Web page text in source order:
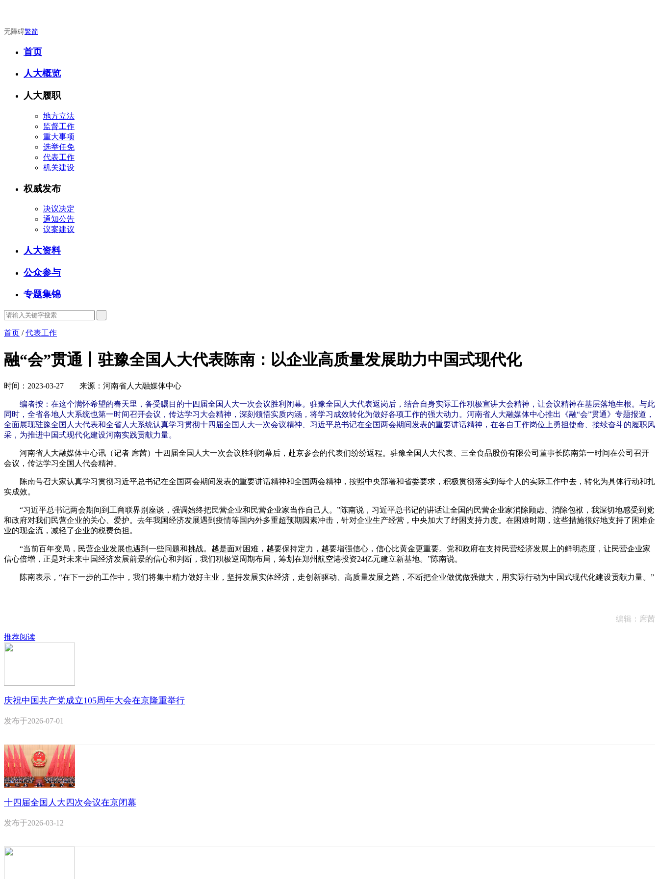
无障碍繁简
首页
人大概览
人大履职
地方立法
监督工作
重大事项
选举任免
代表工作
机关建设
权威发布
决议决定
通知公告
议案建议
人大资料
公众参与
专题集锦
首页 /代表工作
融“会”贯通丨驻豫全国人大代表陈南：以企业高质量发展助力中国式现代化
时间：2023-03-27 来源：河南省人大融媒体中心
编者按：在这个满怀希望的春天里，备受瞩目的十四届全国人大一次会议胜利闭幕。驻豫全国人大代表返岗后，结合自身实际工作积极宣讲大会精神，让会议精神在基层落地生根。与此
同时，全省各地人大系统也第一时间召开会议，传达学习大会精神，深刻领悟实质内涵，将学习成效转化为做好各项工作的强大动力。河南省人大融媒体中心推出《融“会”贯通》专题报道，
全面展现驻豫全国人大代表和全省人大系统认真学习贯彻十四届全国人大一次会议精神、习近平总书记在全国两会期间发表的重要讲话精神，在各自工作岗位上勇担使命、接续奋斗的履职风
采，为推进中国式现代化建设河南实践贡献力量。
河南省人大融媒体中心讯（记者 席茜）十四届全国人大一次会议胜利闭幕后，赴京参会的代表们纷纷返程。驻豫全国人大代表、三全食品股份有限公司董事长陈南第一时间在公司召开
会议，传达学习全国人代会精神。
陈南号召大家认真学习贯彻习近平总书记在全国两会期间发表的重要讲话精神和全国两会精神，按照中央部署和省委要求，积极贯彻落实到每个人的实际工作中去，转化为具体行动和扎
实成效。
“习近平总书记两会期间到工商联界别座谈，强调始终把民营企业和民营企业家当作自己人。”陈南说，习近平总书记的讲话让全国的民营企业家消除顾虑、消除包袱，我深切地感受到党
和政府对我们民营企业的关心、爱护。去年我国经济发展遇到疫情等国内外多重超预期因素冲击，针对企业生产经营，中央加大了纾困支持力度。在困难时期，这些措施很好地支持了困难企
业的现金流，减轻了企业的税费负担。
“当前百年变局，民营企业发展也遇到一些问题和挑战。越是面对困难，越要保持定力，越要增强信心，信心比黄金更重要。党和政府在支持民营经济发展上的鲜明态度，让民营企业家
信心倍增，正是对未来中国经济发展前景的信心和判断，我们积极逆周期布局，筹划在郑州航空港投资24亿元建立新基地。”陈南说。
陈南表示，“在下一步的工作中，我们将集中精力做好主业，坚持发展实体经济，走创新驱动、高质量发展之路，不断把企业做优做强做大，用实际行动为中国式现代化建设贡献力量。”
编辑：席茜
推荐阅读
庆祝中国共产党成立105周年大会在京隆重举行
发布于2026-07-01
十四届全国人大四次会议在京闭幕
发布于2026-03-12